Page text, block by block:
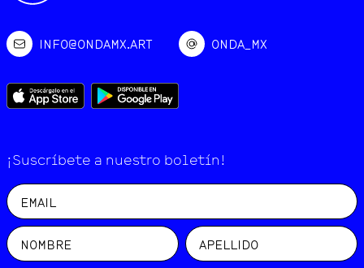
INFO@ONDAMX.ART ONDA_MX
¡Suscríbete a nuestro boletín!